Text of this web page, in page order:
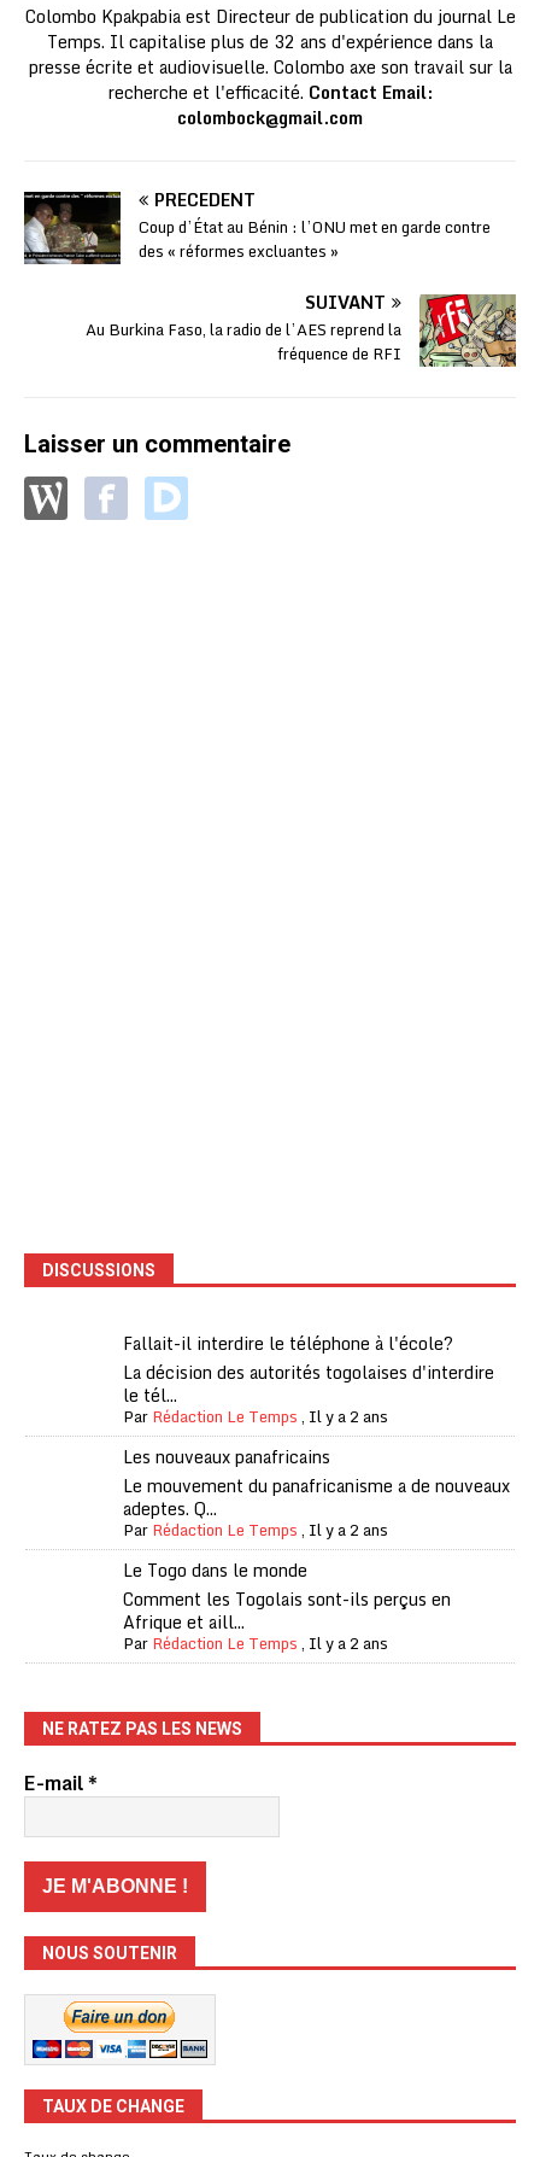
Colombo Kpakpabia est Directeur de publication du journal Le
Temps. Il capitalise plus de 32 ans d'expérience dans la
presse écrite et audiovisuelle. Colombo axe son travail sur la
recherche et l'efficacité. Contact Email:
colombock@gmail.com
PRÉCÉDENT
Coup d’État au Bénin : l’ONU met en garde contre
des « réformes excluantes »
SUIVANT
Au Burkina Faso, la radio de l’AES reprend la
fréquence de RFI
Laisser un commentaire
DISCUSSIONS
Fallait-il interdire le téléphone à l'école?
La décision des autorités togolaises d'interdire
le tél...
ParRédaction Le Temps, Il y a 2 ans
Les nouveaux panafricains
Le mouvement du panafricanisme a de nouveaux
adeptes. Q...
ParRédaction Le Temps, Il y a 2 ans
Le Togo dans le monde
Comment les Togolais sont-ils perçus en
Afrique et aill...
ParRédaction Le Temps, Il y a 2 ans
NE RATEZ PAS LES NEWS
E-mail*
NOUS SOUTENIR
TAUX DE CHANGE